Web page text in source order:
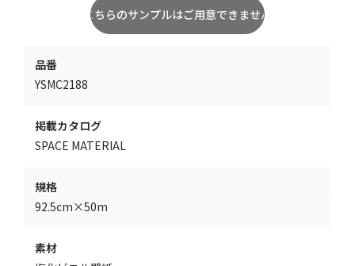
品番
YSMC2188
掲載カタログ
SPACE MATERIAL
規格
92.5cm×50m
素材